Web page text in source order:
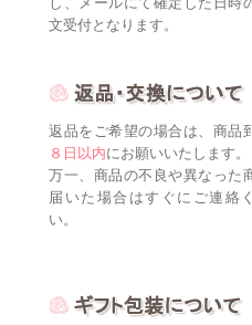
文受付となります。
返品をご希望の場合は、商品
８日以内にお願いいたします。
万一、商品の不良や異なった
届いた場合はすぐにご連絡
い。